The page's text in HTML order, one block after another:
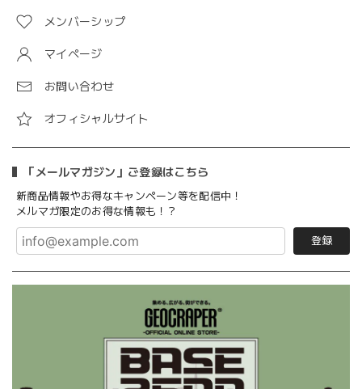
メンバーシップ
マイページ
お問い合わせ
オフィシャルサイト
「メールマガジン」ご登録はこちら
新商品情報やお得なキャンペーン等を配信中！
メルマガ限定のお得な情報も！？
登録